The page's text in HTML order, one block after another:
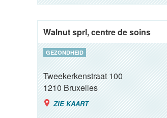
Walnut sprl, centre de soins
GEZONDHEID
Tweekerkenstraat 100
1210Bruxelles
ZIE KAART